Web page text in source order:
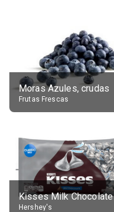
Moras Azules, crudas
Frutas Frescas
Kisses Milk Chocolate
Hershey's